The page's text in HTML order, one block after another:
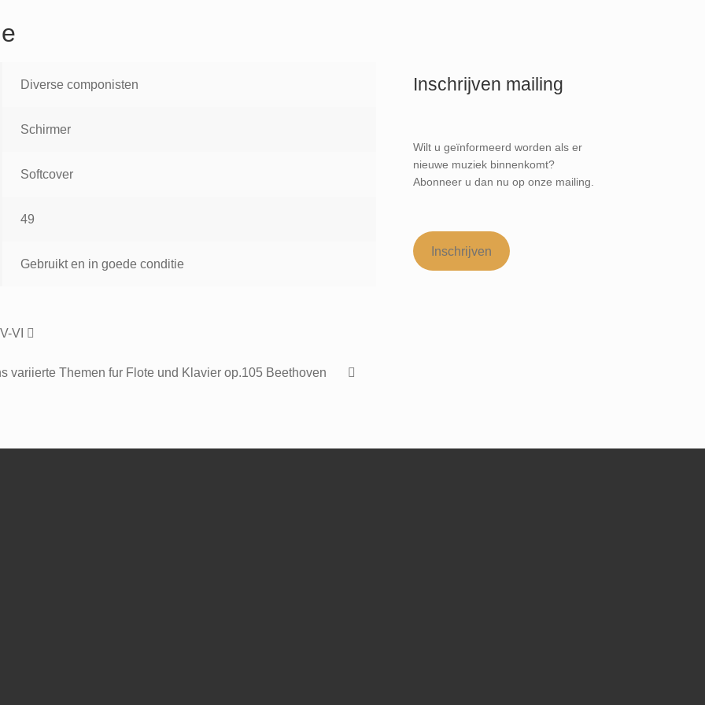
Diverse componisten
Schirmer
Softcover
49
Gebruikt en in goede conditie
VI
variierte Themen fur Flote und Klavier op.105 Beethoven
Inschrijven mailing
Wilt u geïnformeerd worden als er
nieuwe muziek binnenkomt?
Abonneer u dan nu op onze mailing.
Inschrijven